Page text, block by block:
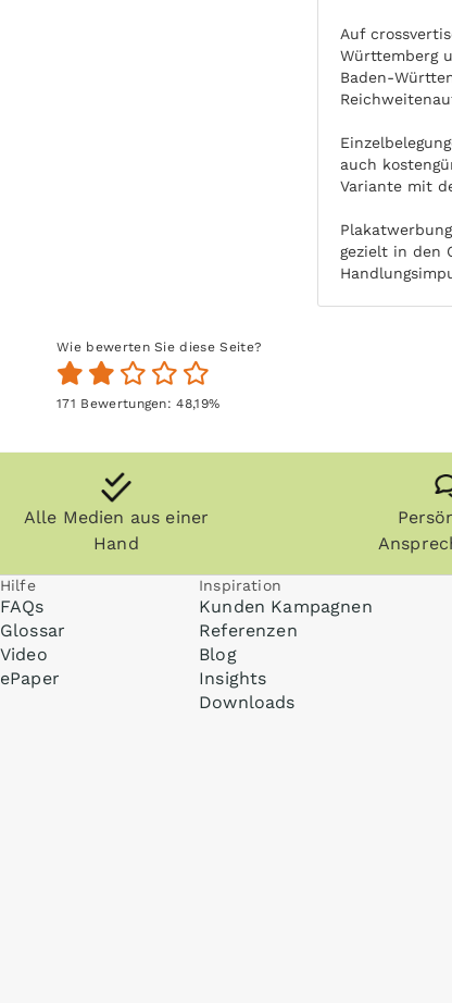
Auf
Württemberg
Baden-
auch
Variante mit
gezielt in den
Wie bewerten Sie diese Seite?
171 Bewertungen:48,19%
Alle Medien aus einer
Hand
Hilfe
FAQs
Glossar
Video
ePaper
Inspiration
Kunden Kampagnen
Referenzen
Blog
Insights
Downloads